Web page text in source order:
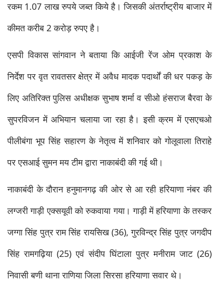
रकम 1.07 लाख रुपये जब्त किये है। जिसकी अंतर्राष्ट्रीय बाजार में
कीमत करीब 2 करोड़ रुपए है।
एसपी विकास सांगवान ने बताया कि आईजी रेंज ओम प्रकाश के
निर्देश पर वृत रावतसर क्षेत्र में अवैध मादक पदार्थों की धर पकड़ के
लिए अतिरिक्त पुलिस अधीक्षक सुभाष शर्मा व सीओ हंसराज बैरवा के
सुपरविजन में अभियान चलाया जा रहा है। इसी क्रम में एसएचओ
पीलीबंगा भूप सिंह सहारण के नेतृत्व में शनिवार को गोलूवाला तिराहे
पर एसआई सुमन मय टीम द्वारा नाकाबंदी की गई थी।
नाकाबंदी के दौरान हनुमानगढ़ की ओर से आ रही हरियाणा नंबर की
लग्जरी गाड़ी एक्सयूवी को रुकवाया गया। गाड़ी में हरियाणा के तस्कर
जग्गा सिंह पुत्र राम सिंह रायसिख (36), गुरविन्द्र सिंह पुत्र जगदीप
सिंह रामगढ़िया (25) एवं संदीप घिंटाला पुत्र मनीराम जाट (26)
निवासी बणी थाना राणिया जिला सिरसा हरियाणा सवार थे।